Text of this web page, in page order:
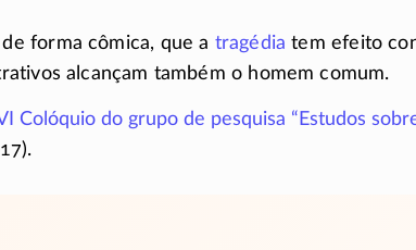
forma cômica, que a tragédia tem efeito
alcançam também o homem comum.
Colóquio do grupo de pesquisa “Estudos